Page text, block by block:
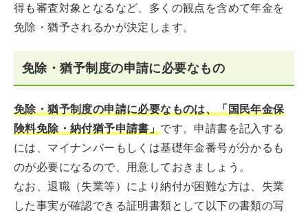
得も審査対象となるなど、多くの観点を含めて年金を
免除・猶予されるかが決定します。
免除・猶予制度の申請に必要なもの
免除・猶予制度の申請に必要なものは、「国民年金保
険料免除・納付猶予申請書」 です。申請書を記入する
には、マイナンバーもしくは基礎年金番号が分かるも
のが必要になるので、用意しておきましょう。
なお、退職（失業等）により納付が困難な方は、失業
した事実が確認できる証明書類として以下の書類の写